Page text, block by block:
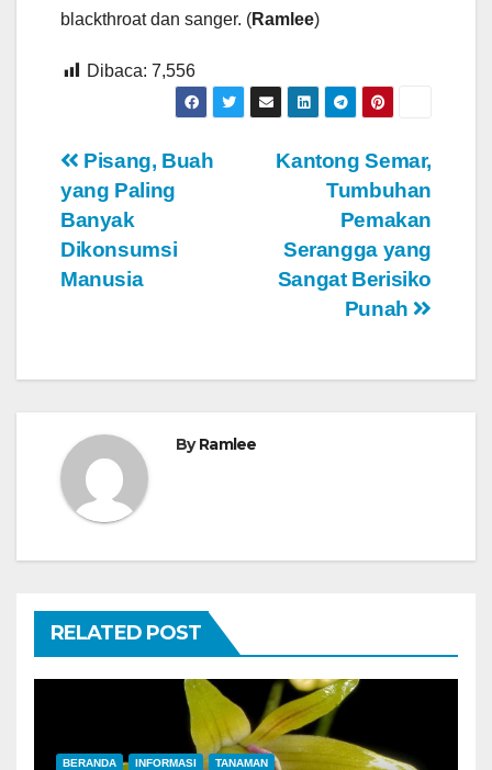
blackthroat dan sanger. (Ramlee)
Dibaca: 7,556
Navigasi
pos
Kantong Semar,
Tumbuhan
Pemakan
Serangga yang
Sangat Berisiko
Punah
Pisang, Buah
yang Paling
Banyak
Dikonsumsi
Manusia
ByRamlee
RELATED POST
BERANDA INFORMASI TANAMAN